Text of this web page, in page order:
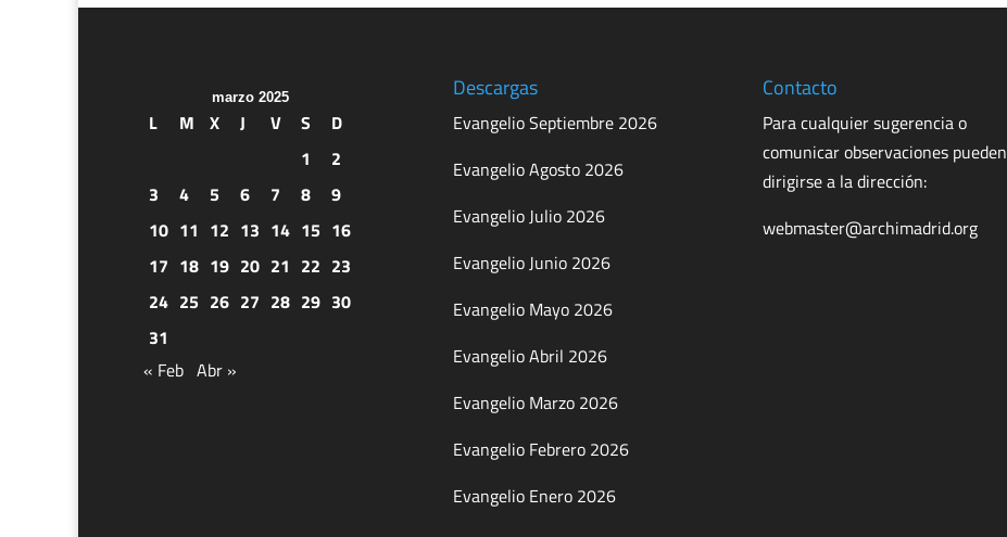
marzo 2025
L M X J V S
D
1
2
3
4 5 6 7 8
9
10 11 12 13 14 15 16
17 18 19 20 21 22 23
24 25 26 27 28 29 30
31
« Feb Abr »
Descargas
Evangelio Septiembre 2026
Evangelio Agosto 2026
Evangelio Julio 2026
Evangelio Junio 2026
Evangelio Mayo 2026
Evangelio Abril 2026
Evangelio Marzo 2026
Evangelio Febrero 2026
Evangelio Enero 2026
Contacto
Para cualquier sugerencia o
comunicar observaciones pueden
dirigirse a la dirección:
webmaster@archimadrid.org